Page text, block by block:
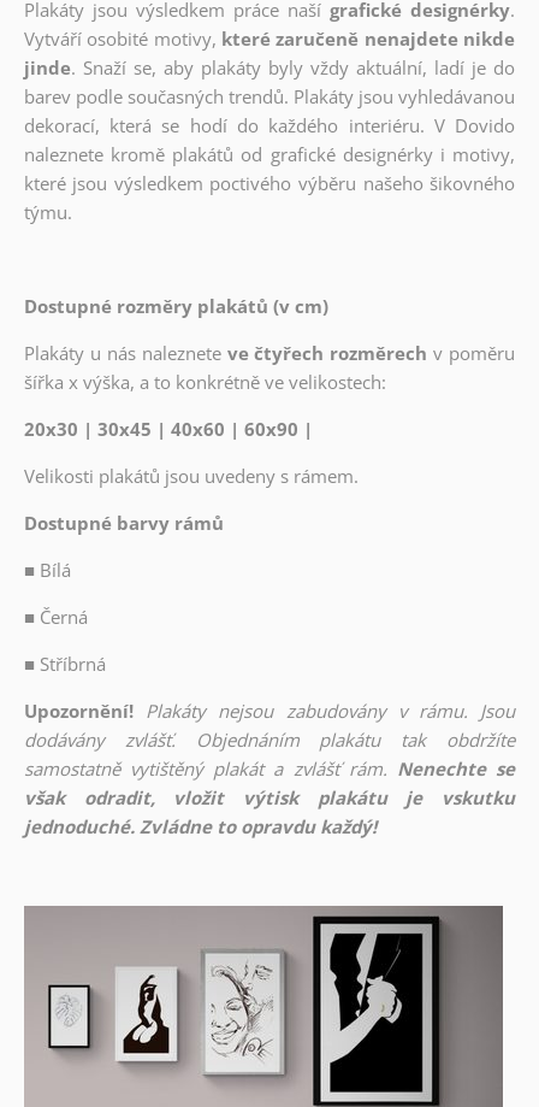
Plakáty jsou výsledkem práce naší grafické designérky.
Vytváří osobité motivy, které zaručeně nenajdete nikde
jinde. Snaží se, aby plakáty byly vždy aktuální, ladí je do
barev podle současných trendů. Plakáty jsou vyhledávanou
dekorací, která se hodí do každého interiéru. V Dovido
naleznete kromě plakátů od grafické designérky i motivy,
které jsou výsledkem poctivého výběru našeho šikovného
týmu.
Dostupné rozměry plakátů (v cm)
Plakáty u nás naleznete ve čtyřech rozměrech v poměru
šířka x výška, a to konkrétně ve velikostech:
20x30 | 30x45 | 40x60 | 60x90 |
Velikosti plakátů jsou uvedeny s rámem.
Dostupné barvy rámů
■ Bílá
■ Černá
■ Stříbrná
Upozornění! Plakáty nejsou zabudovány v rámu. Jsou
dodávány zvlášť. Objednáním plakátu tak obdržíte
samostatně vytištěný plakát a zvlášť rám. Nenechte se
však odradit, vložit výtisk plakátu je vskutku
jednoduché. Zvládne to opravdu každý!